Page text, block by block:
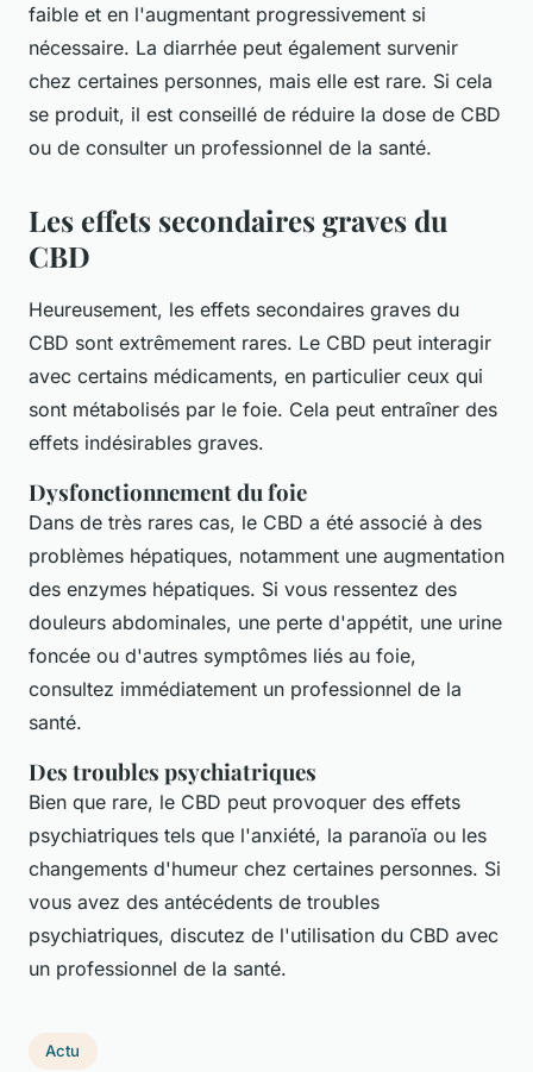
faible et en l'augmentant progressivement si
nécessaire. La diarrhée peut également survenir
chez certaines personnes, mais elle est rare. Si cela
se produit, il est conseillé de réduire la dose de CBD
ou de consulter un professionnel de la santé.
Les effets secondaires graves du
CBD
Heureusement, les effets secondaires graves du
CBD sont extrêmement rares. Le CBD peut interagir
avec certains médicaments, en particulier ceux qui
sont métabolisés par le foie. Cela peut entraîner des
effets indésirables graves.
Dysfonctionnement du foie
Dans de très rares cas, le CBD a été associé à des
problèmes hépatiques, notamment une augmentation
des enzymes hépatiques. Si vous ressentez des
douleurs abdominales, une perte d'appétit, une urine
foncée ou d'autres symptômes liés au foie,
consultez immédiatement un professionnel de la
santé.
Des troubles psychiatriques
Bien que rare, le CBD peut provoquer des effets
psychiatriques tels que l'anxiété, la paranoïa ou les
changements d'humeur chez certaines personnes. Si
vous avez des antécédents de troubles
psychiatriques, discutez de l'utilisation du CBD avec
un professionnel de la santé.
Actu